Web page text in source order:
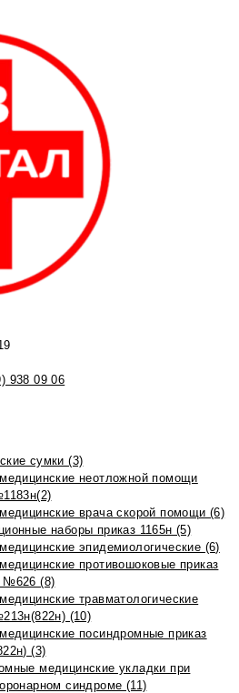
938 09 06
сумки (3)
неотложной помощи
врача скорой помощи (6)
наборы приказ 1165н (5)
эпидемиологические (6)
противошоковые приказ
№626 (8)
травматологические
(10)
посиндромные приказ
(3)
медицинские укладки при
синдроме (11)